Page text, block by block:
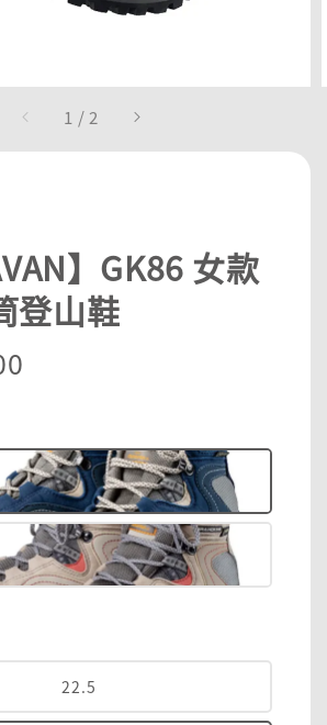
1 / 2
】GK86 女款
登山鞋
22.5